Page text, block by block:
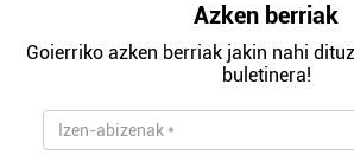
Azken berriak
Goierriko azken berriak jakin nahi
buletinera!